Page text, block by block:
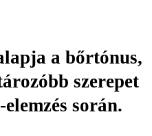
a bőrtónus,
szerepet
során.